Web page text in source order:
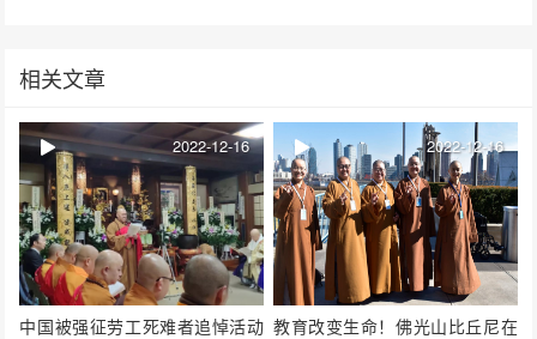
相关文章
中国被强征劳工死难者追悼活动
2022-12-16
教育改变生命！佛光山比丘尼在
2022-12-16